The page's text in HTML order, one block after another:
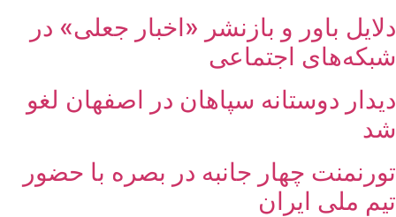
دلایل باور و بازنشر «اخبار جعلی» در
شبکه‌های اجتماعی
دیدار دوستانه سپاهان در اصفهان لغو
شد
تورنمنت چهار جانبه در بصره با حضور
تیم ملی ایران